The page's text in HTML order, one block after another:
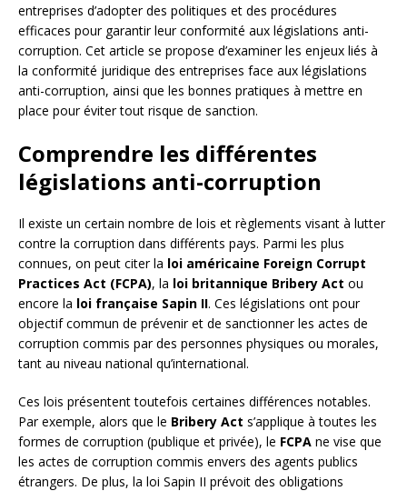
entreprises d’adopter des politiques et des procédures
efficaces pour garantir leur conformité aux législations anti-
corruption. Cet article se propose d’examiner les enjeux liés à
la conformité juridique des entreprises face aux législations
anti-corruption, ainsi que les bonnes pratiques à mettre en
place pour éviter tout risque de sanction.
Comprendre les différentes
législations anti-corruption
Il existe un certain nombre de lois et règlements visant à lutter
contre la corruption dans différents pays. Parmi les plus
connues, on peut citer la loi américaine Foreign Corrupt
Practices Act (FCPA), la loi britannique Bribery Act ou
encore la loi française Sapin II. Ces législations ont pour
objectif commun de prévenir et de sanctionner les actes de
corruption commis par des personnes physiques ou morales,
tant au niveau national qu’international.
Ces lois présentent toutefois certaines différences notables.
Par exemple, alors que le Bribery Act s’applique à toutes les
formes de corruption (publique et privée), le FCPA ne vise que
les actes de corruption commis envers des agents publics
étrangers. De plus, la loi Sapin II prévoit des obligations